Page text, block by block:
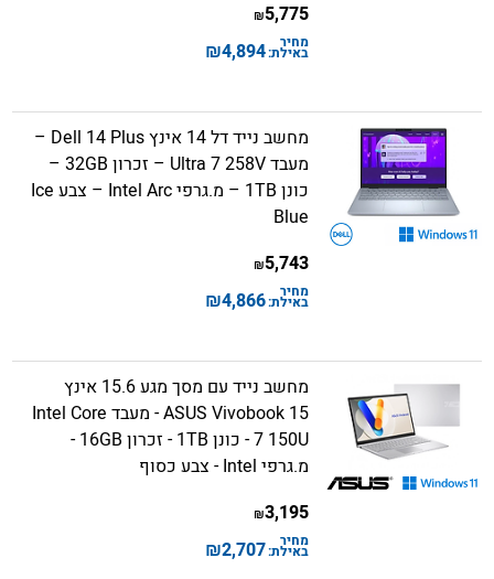
5,775
₪
מחיר
באילת:4,894
₪
מחשב נייד דל 14 אינץ Dell 14 Plus –
מעבד Ultra 7 258V – זכרון 32GB –
כונן 1TB – מ.גרפי Intel Arc – צבע Ice
Blue
5,743
₪
מחיר
באילת:4,866
₪
מחשב נייד עם מסך מגע 15.6 אינץ
ASUS Vivobook 15 - מעבד Intel Core
7 150U - כונן 1TB - זכרון 16GB -
מ.גרפי Intel - צבע כסוף
3,195
₪
מחיר
באילת:2,707
₪